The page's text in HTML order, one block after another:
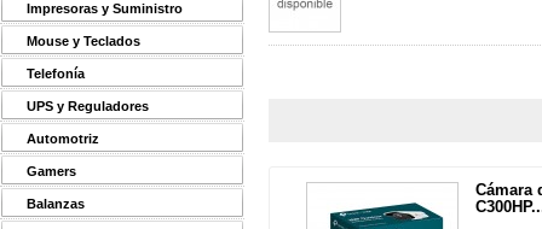
Impresoras y Suministro
Mouse y Teclados
Telefonía
UPS y Reguladores
Automotriz
Gamers
Balanzas
Cámara